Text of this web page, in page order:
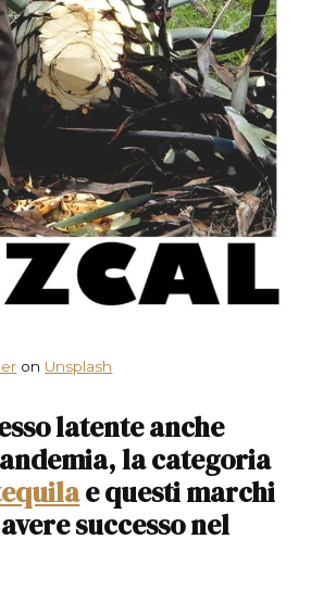
on Unsplash
latente anche
la categoria
e questi marchi
successo nel